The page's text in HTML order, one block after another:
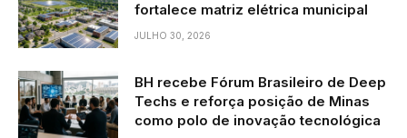
fortalece matriz elétrica municipal
JULHO 30, 2026
BH recebe Fórum Brasileiro de Deep
Techs e reforça posição de Minas
como polo de inovação tecnológica